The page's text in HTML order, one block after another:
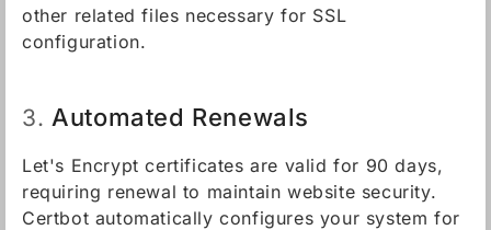
other related files necessary for SSL
configuration.
3. Automated Renewals
Let's Encrypt certificates are valid for 90 days,
requiring renewal to maintain website security.
Certbot automatically configures your system for